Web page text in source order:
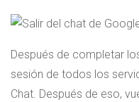
Después de completar
sesión de todos los
Chat. Después de eso,